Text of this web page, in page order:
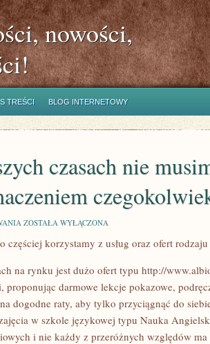
nowości,
TREŚCI BLOG INTERNETOWY
czasach nie
W
CZASACH
MIEĆ
KŁOPOTU
Z
PRZETŁUMACZENIEM
CZEGOKOLWIEK
NA
OBCY
ZOSTAŁA WYŁĄCZONA
częściej korzystamy z usług oraz ofert rodzaju
na rynku jest dużo ofert typu http://
proponując darmowe lekcje pokazowe,
na dogodne raty, aby tylko przyciągnąć do
w szkole językowej typu Nauka
i nie każdy z przeróżnych względów